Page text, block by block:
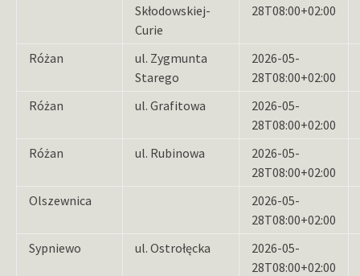
Skłodowskiej-
Curie
28T08:00+02:00
Różan
ul. Zygmunta
Starego
2026-05-
28T08:00+02:00
Różan
ul. Grafitowa
2026-05-
28T08:00+02:00
Różan
ul. Rubinowa
2026-05-
28T08:00+02:00
Olszewnica
2026-05-
28T08:00+02:00
Sypniewo
ul. Ostrołęcka
2026-05-
28T08:00+02:00